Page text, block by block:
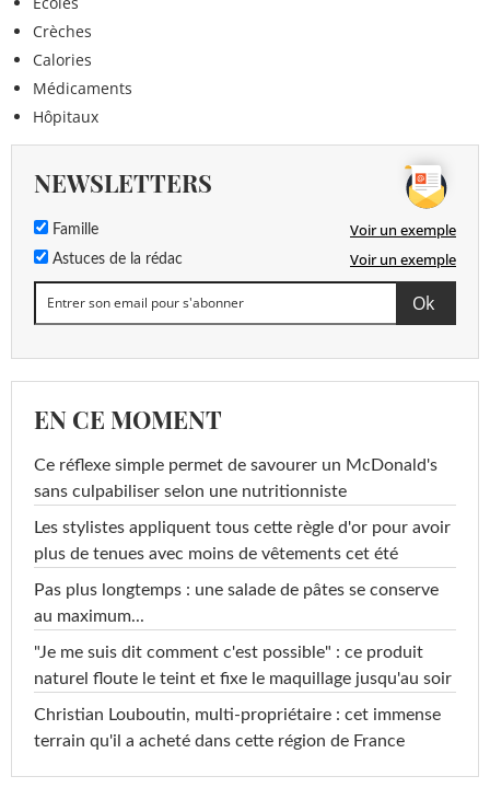
Crèches
Calories
Médicaments
Hôpitaux
NEWSLETTERS
Famille Voir un exemple
Astuces de la rédac Voir un exemple
EN CE MOMENT
Ce réflexe simple permet de savourer un McDonald's
sans culpabiliser selon une nutritionniste
Les stylistes appliquent tous cette règle d'or pour avoir
plus de tenues avec moins de vêtements cet été
Pas plus longtemps : une salade de pâtes se conserve
au maximum...
"Je me suis dit comment c'est possible" : ce produit
naturel floute le teint et fixe le maquillage jusqu'au soir
Christian Louboutin, multi-propriétaire : cet immense
terrain qu'il a acheté dans cette région de France